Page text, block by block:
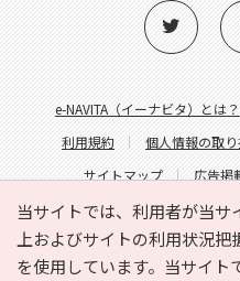
当サイトでは、利用者が当
上およびサイトの利用状況把
を使用しています。当サイト
e-NAVITA（イーナビタ）とは？
利用規約
個人情報の取
サイトマップ
広告掲
サイトの内容に